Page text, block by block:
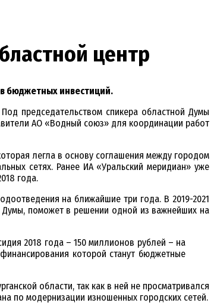
центр
бюджетных инвестиций.
Под председательством спикера областной Думы
АО «Водный союз» для координации работ
легла в основу соглашения между городом
сетях. Ранее ИА «Уральский меридиан» уже
года.
на ближайшие три года. В 2019-2021
Думы, поможет в решении одной из важнейших на
2018 года – 150 миллионов рублей – на
которой станут бюджетные
области, так как в ней не просматривался
по модернизации изношенных городских сетей.